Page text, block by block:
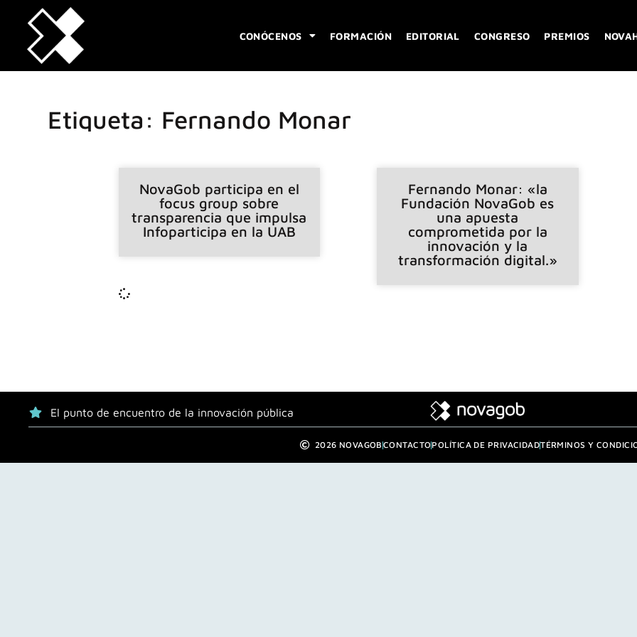
CONÓCENOS FORMACIÓN EDITORIAL CONGRESO PREMIOS
Etiqueta: Fernando Monar
NovaGob participa en el
focus group sobre
transparencia que impulsa
Infoparticipa en la UAB
Fernando Monar: «la
Fundación NovaGob es
una apuesta
comprometida por la
innovación y la
transformación digital.»
El punto de encuentro de la innovación pública
2026 NOVAGOBCONTACTOPOLÍTICA DE PRIVACIDADTÉRMINOS Y